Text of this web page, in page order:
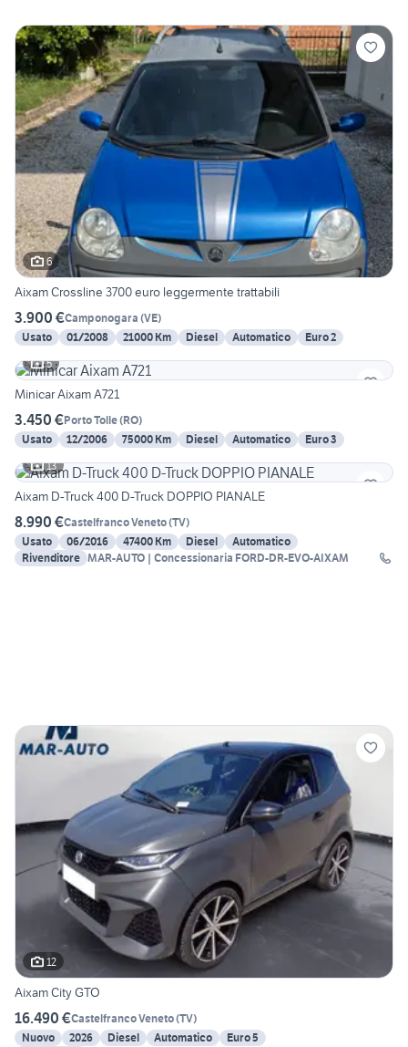
6
Aixam Crossline 3700 euro leggermente trattabili
3.900 €Camponogara (VE)
Usato
01/2008 21000 Km Diesel Automatico
Euro 2
5
Minicar Aixam A721
3.450 €Porto Tolle(RO)
Usato
12/2006 75000 Km Diesel Automatico
Euro 3
13
Aixam D-Truck 400 D-Truck DOPPIO PIANALE
8.990 €Castelfranco Veneto(TV)
Usato
06/2016 47400 Km Diesel
Automatico
Rivenditore MAR-AUTO | Concessionaria FORD-DR-EVO-AIXAM
12
Aixam City GTO
16.490 €Castelfranco Veneto(TV)
Nuovo
2026 Diesel Automatico Euro 5